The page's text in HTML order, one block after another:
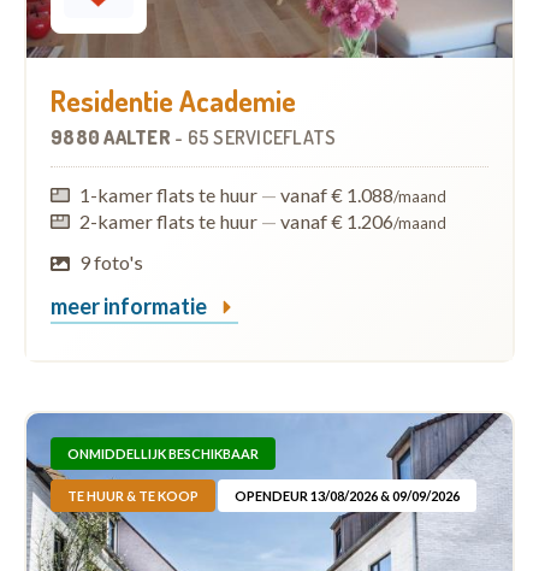
Residentie Academie
9880 AALTER - 65 SERVICEFLATS
1-kamer flats te huur — vanaf € 1.088/maand
2-kamer flats te huur — vanaf € 1.206/maand
9 foto's
meer informatie
ONMIDDELLIJK BESCHIKBAAR
TE HUUR & TE KOOP OPENDEUR 13/08/2026 & 09/09/2026